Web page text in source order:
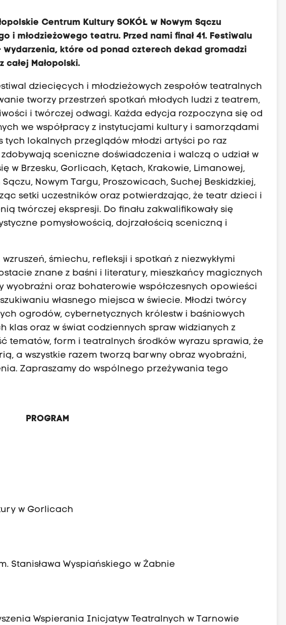
Centrum Kultury SOKÓŁ w Nowym Sączu
i młodzieżowego teatru. Przed nami finał 41. Festiwalu
– wydarzenia, które od ponad czterech dekad gromadzi
całej Małopolski.
dziecięcych i młodzieżowych zespołów teatralnych
tworzy przestrzeń spotkań młodych ludzi z teatrem,
i twórczej odwagi. Każda edycja rozpoczyna się od
we współpracy z instytucjami kultury i samorządami
tych lokalnych przeglądów młodzi artyści po raz
sceniczne doświadczenia i walczą o udział w
w Brzesku, Gorlicach, Kętach, Krakowie, Limanowej,
Nowym Targu, Proszowicach, Suchej Beskidzkiej,
setki uczestników oraz potwierdzając, że teatr dzieci i
twórczej ekspresji. Do finału zakwalifikowały się
pomysłowością, dojrzałością sceniczną i
śmiechu, refleksji i spotkań z niezwykłymi
znane z baśni i literatury, mieszkańcy magicznych
wyobraźni oraz bohaterowie współczesnych opowieści
własnego miejsca w świecie. Młodzi twórcy
ogrodów, cybernetycznych królestw i baśniowych
klas oraz w świat codziennych spraw widzianych z
tematów, form i teatralnych środków wyrazu sprawia, że
a wszystkie razem tworzą barwny obraz wyobraźni,
Zapraszamy do wspólnego przeżywania tego
PROGRAM
w Gorlicach
Stanisława Wyspiańskiego w Żabnie
Wspierania Inicjatyw Teatralnych w Tarnowie